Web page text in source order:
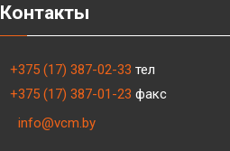
Контакты
+375 (17) 387-02-33 тел
+375 (17) 387-01-23 факс
info@vcm.by